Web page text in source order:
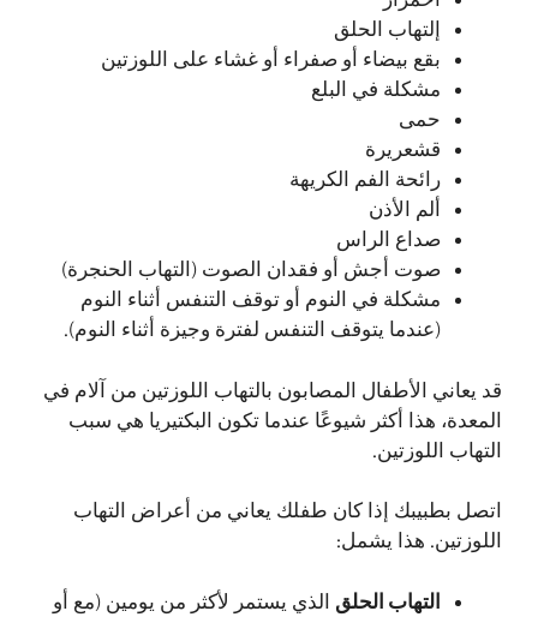
إلتهاب الحلق
بقع بيضاء أو صفراء أو غشاء على اللوزتين
مشكلة في البلع
حمى
قشعريرة
رائحة الفم الكريهة
ألم الأذن
صداع الراس
صوت أجش أو فقدان الصوت (التهاب الحنجرة)
مشكلة في النوم أو توقف التنفس أثناء النوم
(عندما يتوقف التنفس لفترة وجيزة أثناء النوم).
قد يعاني الأطفال المصابون بالتهاب اللوزتين من آلام في
المعدة، هذا أكثر شيوعًا عندما تكون البكتيريا هي سبب
التهاب اللوزتين.
اتصل بطبيبك إذا كان طفلك يعاني من أعراض التهاب
اللوزتين. هذا يشمل:
التهاب الحلق الذي يستمر لأكثر من يومين (مع أو